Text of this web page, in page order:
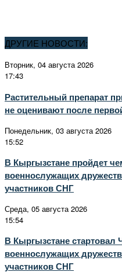
ДРУГИЕ НОВОСТИ:
Вторник, 04 августа 2026
17:43
Растительный препарат
не оценивают после
Понедельник, 03 августа 2026
15:52
В Кыргызстане пройдет
военнослужащих
участников СНГ
Среда, 05 августа 2026
15:54
В Кыргызстане стартовал
военнослужащих
участников СНГ